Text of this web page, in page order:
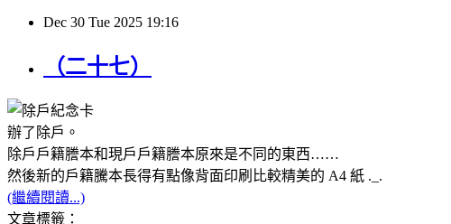
Dec 30 Tue 2025 19:16
（二十七）
辦了除戶。
除戶戶籍謄本和現戶戶籍謄本原來是不同的東西……
然後新的戶籍騰本長得有點像背面印刷比較精美的 A4 紙 ._.
(繼續閱讀...)
文章標籤：